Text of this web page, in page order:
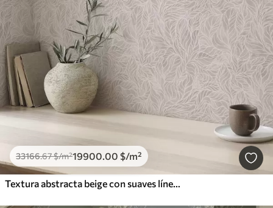
33166.67$/m²19900.00 $/m²
Textura abstracta beige con suaves líneas de hojas